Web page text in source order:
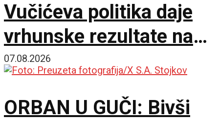
Vučićeva politika daje
vrhunske rezultate na
međunarodnoj sceni
07.08.2026
ORBAN U GUČI: Bivši